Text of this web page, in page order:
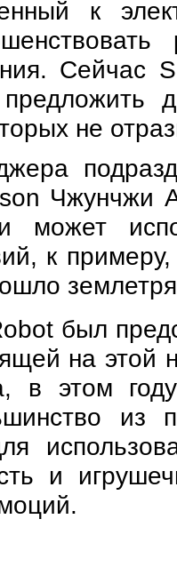
к
Сейчас
не
Чжунчжи
может
к
был
на этой
в этом
из
и